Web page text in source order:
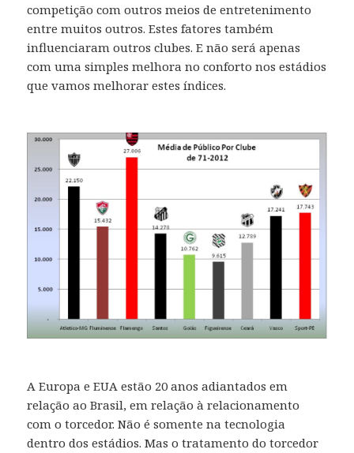
competição com outros meios de entretenimento
entre muitos outros. Estes fatores também
influenciaram outros clubes. E não será apenas
com uma simples melhora no conforto nos estádios
que vamos melhorar estes índices.
A Europa e EUA estão 20 anos adiantados em
relação ao Brasil, em relação à relacionamento
com o torcedor. Não é somente na tecnologia
dentro dos estádios. Mas o tratamento do torcedor